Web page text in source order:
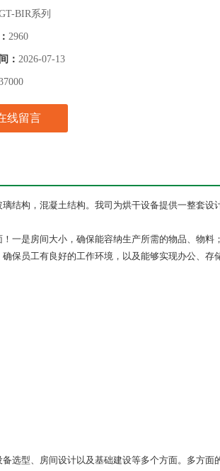
BIR系列
2960
： 2026-07-13
线留言
结构，混凝土结构。我司为烘干设备提供一整套设
一是房间大小，确保能容纳生产所需的物品、物料
保员工有良好的工作环境，以及能够实现办公、存
选型、房间设计以及基础建设等多个方面。多方面